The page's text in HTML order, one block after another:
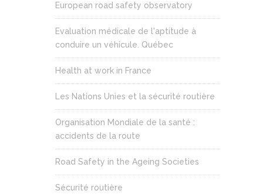
European road safety observatory
Evaluation médicale de l'aptitude à
conduire un véhicule. Québec
Health at work in France
Les Nations Unies et la sécurité routière
Organisation Mondiale de la santé :
accidents de la route
Road Safety in the Ageing Societies
Sécurité routière